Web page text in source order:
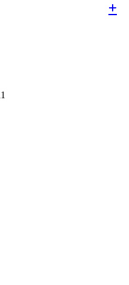
+
+
+
+
+
+
+
+
+